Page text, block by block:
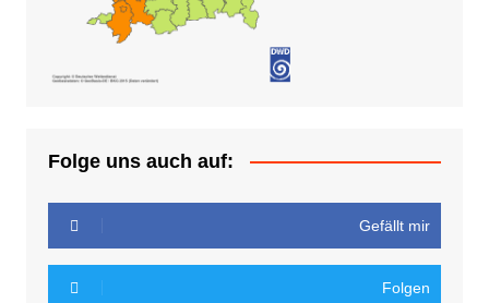
Folge uns auch auf:
Gefällt mir
Folgen